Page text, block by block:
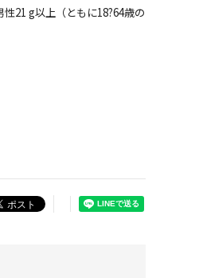
21 g以上（ともに18?64歳の